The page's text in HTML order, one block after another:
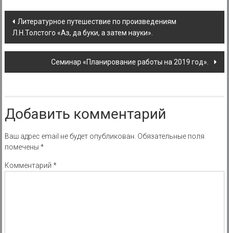
Post
navigation
Литературное путешествие по произведениям
Л.Н.Толстого «Аз, да буки, а затем науки».
Семинар «Планирование работы на 2019 год».
Добавить комментарий
Ваш адрес email не будет опубликован. Обязательные поля
помечены *
Комментарий *